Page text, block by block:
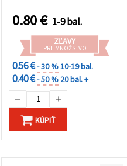
0.80€ 1-9 bal.
ZĽAVY
PRE MNOŽSTVO
0.56 €- 30 %10-19 bal.
0.40 €- 50 % 20 bal. +
KÚPIŤ